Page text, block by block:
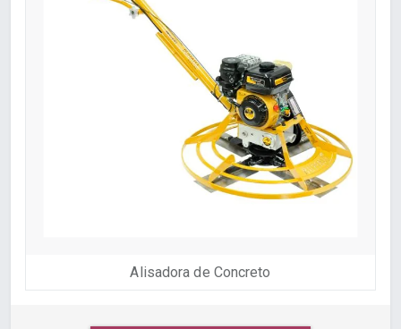
Alisadora de Concreto